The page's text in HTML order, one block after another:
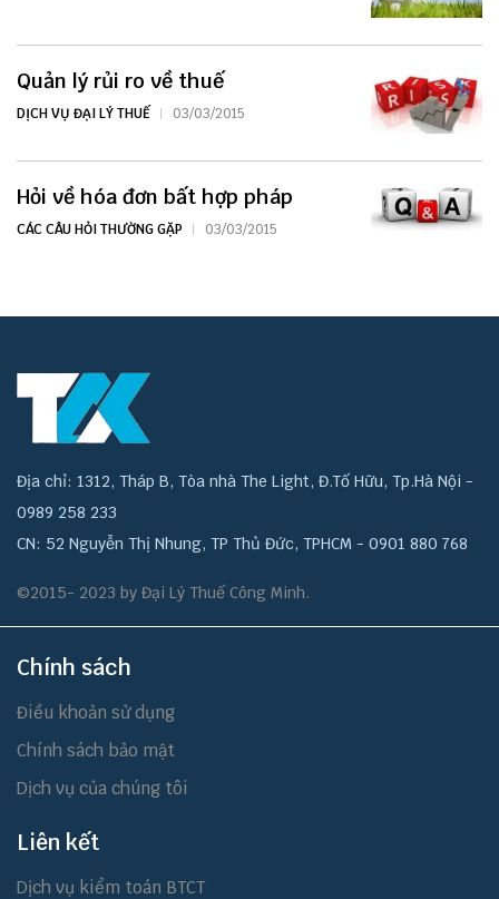
Quản lý rủi ro về thuế
DỊCH VỤ ĐẠI LÝ THUẾ 03/03/2015
Hỏi về hóa đơn bất hợp pháp
CÁC CÂU HỎI THƯỜNG GẶP 03/03/2015
Địa chỉ: 1312, Tháp B, Tòa nhà The Light, Đ.Tố Hữu, Tp.Hà Nội -
0989 258 233
CN: 52 Nguyễn Thị Nhung, TP Thủ Đức, TPHCM - 0901 880 768
©2015- 2023 by Đại Lý Thuế Công Minh.
Chính sách
Điều khoản sử dụng
Chính sách bảo mật
Dịch vụ của chúng tôi
Liên kết
Dịch vụ kiểm toán BTCT